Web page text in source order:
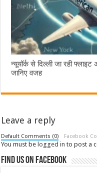
न्यूयॉर्क से दिल्ली जा रही
जानिए वजह
Leave a reply
Default Comments (0) Facebook
You must be logged in to post a
Find us on Facebook